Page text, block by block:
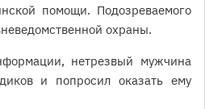
помощи. Подозреваемого
охраны.
нетрезвый мужчина
и попросил оказать ему